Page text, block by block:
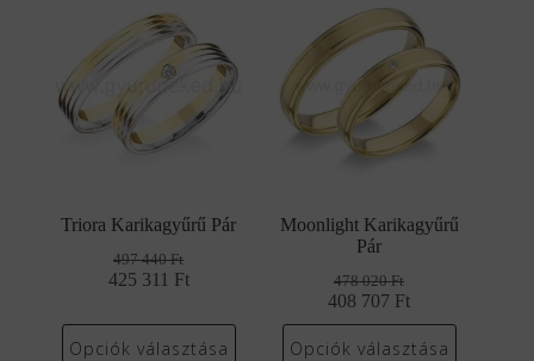
Triora Karikagyűrű Pár
497 440Ft
Original
was:
497
425 311 Ft
Current
is:
425
Opciók választása
Moonlight Karikagyűrű
Pár
478 020Ft
Original
price
was:
408 707 Ft
Current
price
is:
Opciók választása